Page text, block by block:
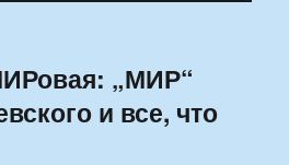
„МИР“
и все, что